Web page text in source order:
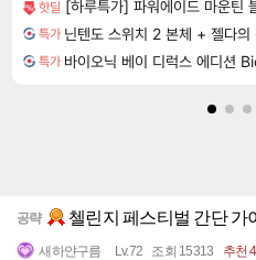
핫딜 [하루특가] 파워에이드 마운틴
특가
특가
공략 첼린지 페스티벌 간단 가
새하얀구름 Lv.72 조회 15313 추천 4